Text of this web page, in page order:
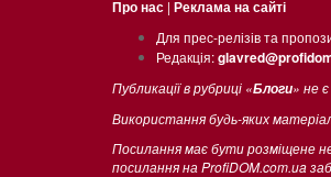
Про нас | Реклама на сайті
Для прес-релізів та
Редакція:
Публикації в рубриці «Блоги» не
Використання будь-яких
Посилання має бути розміщене
посилання на ProfiDOM.com.ua